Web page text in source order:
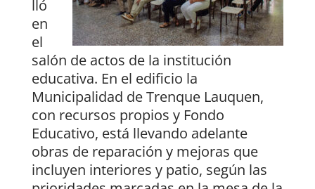
lló
en
el
salón de actos de la institución
educativa. En el edificio la
Municipalidad de Trenque Lauquen,
con recursos propios y Fondo
Educativo, está llevando adelante
obras de reparación y mejoras que
incluyen interiores y patio, según las